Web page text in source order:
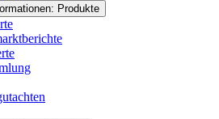
Produkte